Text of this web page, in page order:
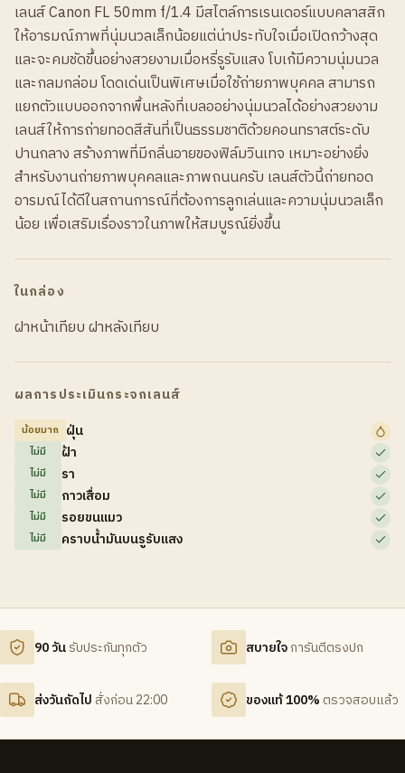
เลนส์ Canon FL 50mm f/1.4 มีสไตล์การเรนเดอร์แบบคลาสสิก
ให้อารมณ์ภาพที่นุ่มนวลเล็กน้อยแต่น่าประทับใจเมื่อเปิดกว้างสุด
และจะคมชัดขึ้นอย่างสวยงามเมื่อหรี่รูรับแสง โบเก้มีความนุ่มนวล
และกลมกล่อม โดดเด่นเป็นพิเศษเมื่อใช้ถ่ายภาพบุคคล สามารถ
แยกตัวแบบออกจากพื้นหลังที่เบลออย่างนุ่มนวลได้อย่างสวยงาม
เลนส์ให้การถ่ายทอดสีสันที่เป็นธรรมชาติด้วยคอนทราสต์ระดับ
ปานกลาง สร้างภาพที่มีกลิ่นอายของฟิล์มวินเทจ เหมาะอย่างยิ่ง
สำหรับงานถ่ายภาพบุคคลและภาพถนนครับ เลนส์ตัวนี้ถ่ายทอด
อารมณ์ได้ดีในสถานการณ์ที่ต้องการลูกเล่นและความนุ่มนวลเล็ก
น้อย เพื่อเสริมเรื่องราวในภาพให้สมบูรณ์ยิ่งขึ้น
ในกล่อง
ฝาหน้าเทียบ ฝาหลังเทียบ
ผลการประเมินกระจกเลนส์
น้อยมาก ฝุ่น
ไม่มี ฝ้า
ไม่มี รา
ไม่มี กาวเสื่อม
ไม่มี รอยขนแมว
ไม่มี คราบน้ำมันบนรูรับแสง
90 วันรับประกันทุกตัว สบายใจการันตีตรงปก
ส่งวันถัดไป สั่งก่อน 22:00 ของแท้ 100% ตรวจสอบแล้ว